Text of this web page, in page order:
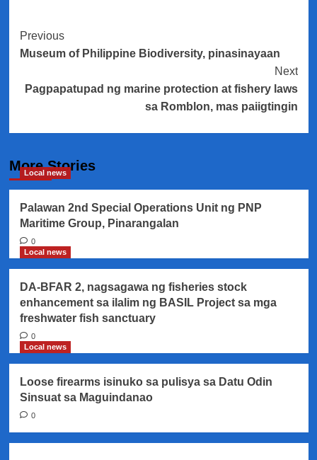
Post
Navigation
Previous
Museum of Philippine Biodiversity, pinasinayaan
Next
Pagpapatupad ng marine protection at fishery laws
sa Romblon, mas paiigtingin
More Stories
Local news
Palawan 2nd Special Operations Unit ng PNP
Maritime Group, Pinarangalan
0
Local news
DA-BFAR 2, nagsagawa ng fisheries stock
enhancement sa ilalim ng BASIL Project sa mga
freshwater fish sanctuary
0
Local news
Loose firearms isinuko sa pulisya sa Datu Odin
Sinsuat sa Maguindanao
0